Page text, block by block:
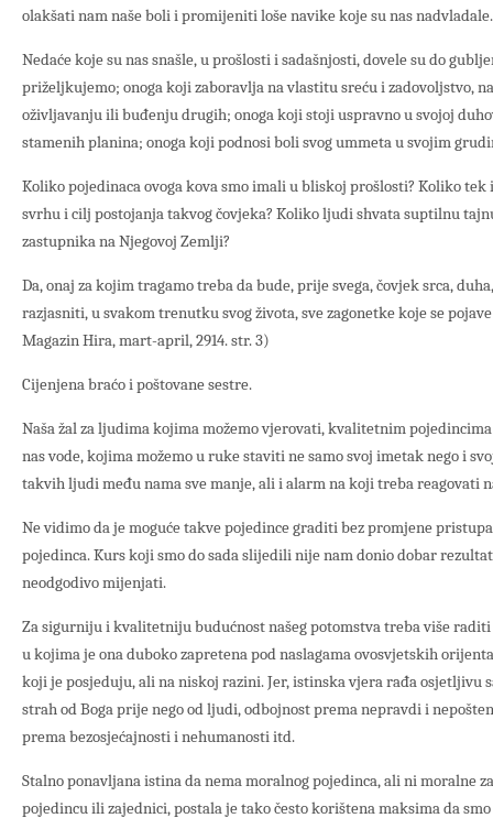
olakšati nam naše boli i promijeniti loše navike koje su nas nadvladale.
Nedaće koje su nas snašle, u prošlosti i sadašnjosti, dovele su do
priželjkujemo; onoga koji zaboravlja na vlastitu sreću i zadovoljstvo,
oživljavanju ili buđenju drugih; onoga koji stoji uspravno u svojoj
stamenih planina; onoga koji podnosi boli svog ummeta u svojim
Koliko pojedinaca ovoga kova smo imali u bliskoj prošlosti? Koliko
svrhu i cilj postojanja takvog čovjeka? Koliko ljudi shvata suptilnu
zastupnika na Njegovoj Zemlji?
Da, onaj za kojim tragamo treba da bude, prije svega, čovjek srca,
razjasniti, u svakom trenutku svog života, sve zagonetke koje se
Magazin Hira, mart-april, 2914. str. 3)
Cijenjena braćo i poštovane sestre.
Naša žal za ljudima kojima možemo vjerovati, kvalitetnim
nas vode, kojima možemo u ruke staviti ne samo svoj imetak nego i
takvih ljudi među nama sve manje, ali i alarm na koji treba reagovati
Ne vidimo da je moguće takve pojedince graditi bez promjene
pojedinca. Kurs koji smo do sada slijedili nije nam donio dobar
neodgodivo mijenjati.
Za sigurniju i kvalitetniju budućnost našeg potomstva treba više
u kojima je ona duboko zapretena pod naslagama ovosvjetskih
koji je posjeduju, ali na niskoj razini. Jer, istinska vjera rađa osjetljivu
strah od Boga prije nego od ljudi, odbojnost prema nepravdi i
prema bezosjećajnosti i nehumanosti itd.
Stalno ponavljana istina da nema moralnog pojedinca, ali ni moralne
pojedincu ili zajednici, postala je tako često korištena maksima da